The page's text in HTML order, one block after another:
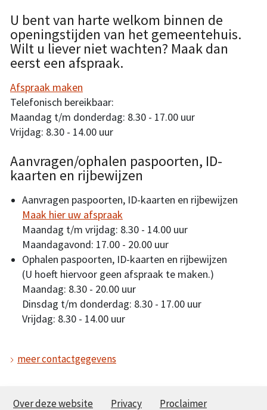
U bent van harte welkom binnen de
openingstijden van het gemeentehuis.
Wilt u liever niet wachten? Maak dan
eerst een afspraak.
Afspraak maken
Telefonisch bereikbaar:
Maandag t/m donderdag: 8.30 - 17.00 uur
Vrijdag: 8.30 - 14.00 uur
Aanvragen/ophalen paspoorten, ID-
kaarten en rijbewijzen
Aanvragen paspoorten, ID-kaarten en rijbewijzen
Maak hier uw afspraak
Maandag t/m vrijdag: 8.30 - 14.00 uur
Maandagavond: 17.00 - 20.00 uur
Ophalen paspoorten, ID-kaarten en rijbewijzen
(U hoeft hiervoor geen afspraak te maken.)
Maandag: 8.30 - 20.00 uur
Dinsdag t/m donderdag: 8.30 - 17.00 uur
Vrijdag: 8.30 - 14.00 uur
meer contactgegevens
Over deze website Privacy Proclaimer